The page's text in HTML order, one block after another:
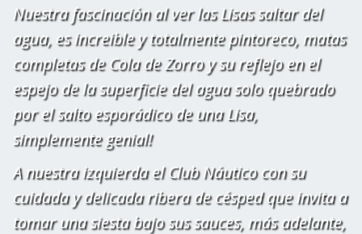
Nuestra fascinación al ver las Lisas saltar del
agua, es increible y totalmente pintoreco, matas
completas de Cola de Zorro y su reflejo en el
espejo de la superficie del agua solo quebrado
por el salto esporádico de una Lisa,
simplemente genial!
A nuestra izquierda el Club Náutico con su
cuidada y delicada ribera de césped que invita a
tomar una siesta bajo sus sauces, más adelante,